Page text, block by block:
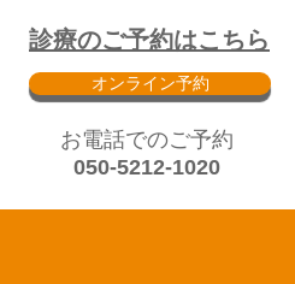
診療のご予約はこちら
オンライン予約
​お電話でのご予約
050-5212-1020